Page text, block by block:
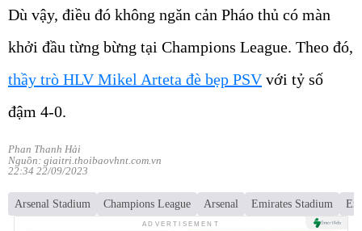
Dù vậy, điều đó không ngăn cản Pháo thủ có màn
khởi đầu từng bừng tại Champions League. Theo đó,
thầy trò HLV Mikel Arteta đè bẹp PSVvới tỷ số
đậm 4-0.
Phan Thanh Hải
Nguồn: giaitri.thoibaovhnt.com.vn
22:34 22/09/2023
Arsenal Stadium Champions League Arsenal Emirates Stadium
ADVERTISEMENT